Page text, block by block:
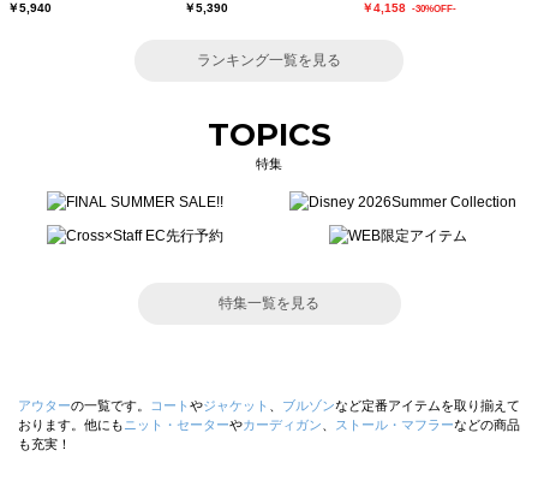
￥5,940 ￥5,390 ￥4,158 -30%OFF-
ランキング一覧を見る
TOPICS
特集
特集一覧を見る
アウターの一覧です。 コート やジャケット ブルゾンなど定番アイテムを取り揃えて
おります。他にも ニット・セーターやカーディガン ストール・マフラーなどの商品
も充実！